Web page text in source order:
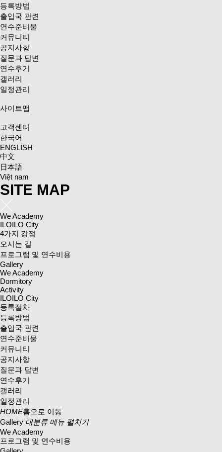
등록방법
출입국 관련
연수준비물
커뮤니티
공지사항
질문과 답변
연수후기
갤러리
일정관리
사이트맵
고객센터
한국어
ENGLISH
中文
日本語
Việt nam
SITE MAP
We Academy
ILOILO City
4가지 강점
오시는 길
프로그램 및 연수비용
Gallery
We Academy
Dormitory
Activity
ILOILO City
등록절차
등록방법
출입국 관련
연수준비물
커뮤니티
공지사항
질문과 답변
연수후기
갤러리
일정관리
HOME홈으로 이동
Gallery 대분류 메뉴 펼치기
We Academy
프로그램 및 연수비용